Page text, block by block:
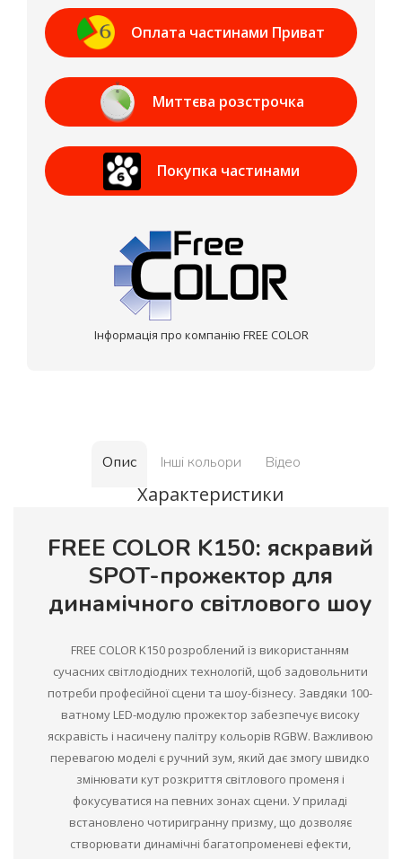
Оплата частинами Приват
Банк
Миттєва розстрочка
Приват Банк
Покупка частинами
Інформація про компанію FREE COLOR
Опис Інші кольори Відео
Характеристики
FREE COLOR K150: яскравий
SPOT-прожектор для
динамічного світлового шоу
FREE COLOR K150 розроблений із використанням
сучасних світлодіодних технологій, щоб задовольнити
потреби професійної сцени та шоу-бізнесу. Завдяки 100-
ватному LED-модулю прожектор забезпечує високу
яскравість і насичену палітру кольорів RGBW. Важливою
перевагою моделі є ручний зум, який дає змогу швидко
змінювати кут розкриття світлового променя і
фокусуватися на певних зонах сцени. У приладі
встановлено чотиригранну призму, що дозволяє
створювати динамічні багатопроменеві ефекти,